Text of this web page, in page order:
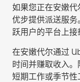
如果您正在安嫩
优步提供派送服
跃用户的平台上接
在安嫩代尔通过
时间并赚取收入。
短期工作或季节